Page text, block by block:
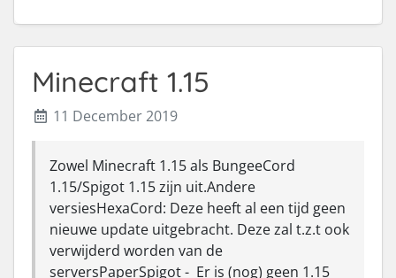
Minecraft 1.15
11 December 2019
Zowel Minecraft 1.15 als BungeeCord
1.15/Spigot 1.15 zijn uit.Andere
versiesHexaCord: Deze heeft al een tijd geen
nieuwe update uitgebracht. Deze zal t.z.t ook
verwijderd worden van de
serversPaperSpigot - Er is (nog) geen 1.15